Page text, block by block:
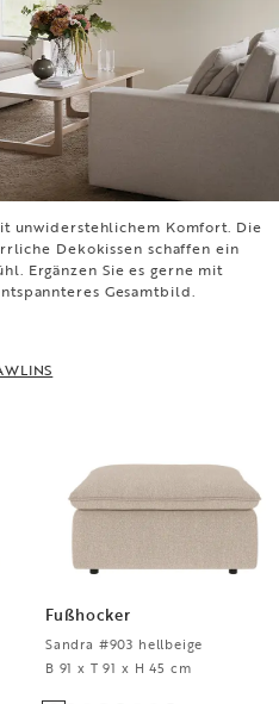
unwiderstehlichem Komfort. Die
Dekokissen schaffen ein
Ergänzen Sie es gerne mit
Gesamtbild.
Fußhocker
Sandra #903 hellbeige
B 91 x T 91 x H 45 cm